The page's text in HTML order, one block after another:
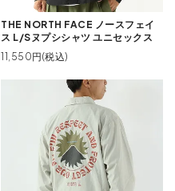
THE NORTH FACE ノースフェイ
ス L/Sヌプシシャツ ユニセックス
11,550円(税込)